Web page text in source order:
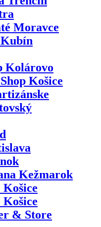
Moravce
Kolárovo
Košice
Kežmarok
Košice
Košice
& Store